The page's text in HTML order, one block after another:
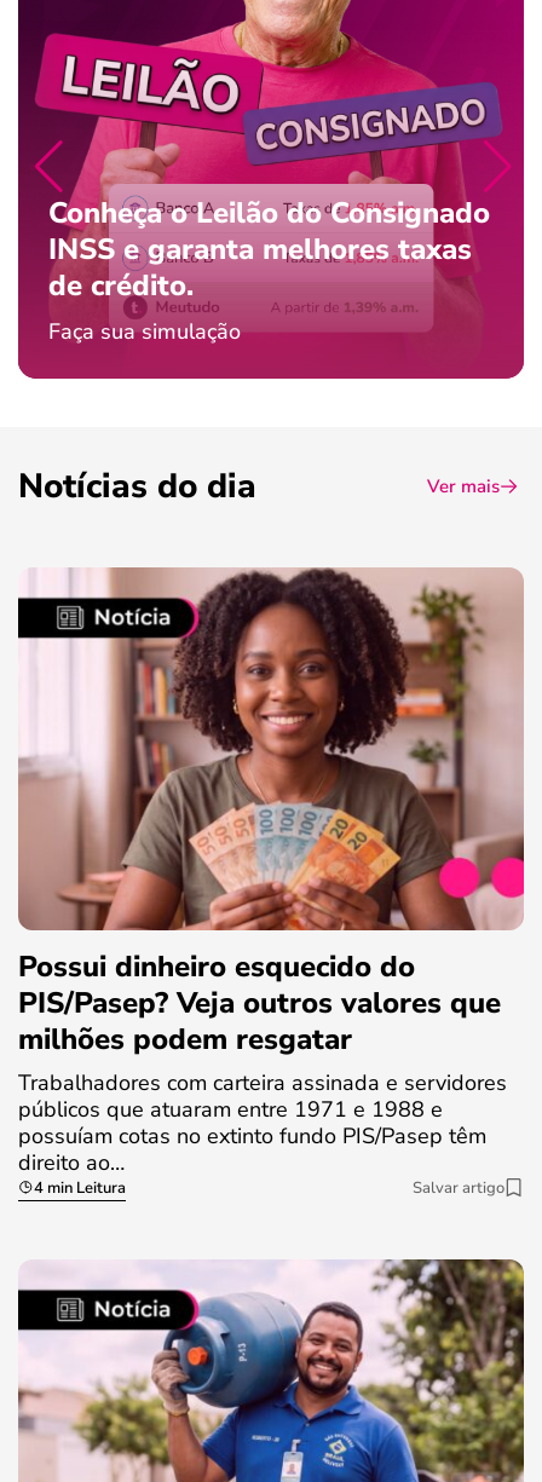
Conheça o Leilão do Consignado
INSS e garanta melhores taxas
de crédito.
Faça sua simulação
Notícias do dia Ver mais
Possui dinheiro esquecido do
PIS/Pasep? Veja outros valores que
milhões podem resgatar
Trabalhadores com carteira assinada e servidores
públicos que atuaram entre 1971 e 1988 e
possuíam cotas no extinto fundo PIS/Pasep têm
direito ao…
4 min Leitura Salvar artigo